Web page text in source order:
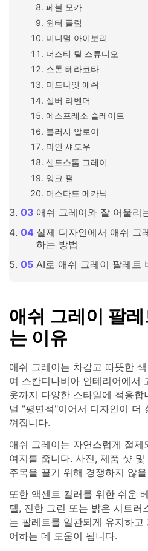
페블 모카
윈터 플럼
미니멀 아이보리
더스티 틸 스튜디오
스톤 테라코타
미드나잇 애쉬
실버 라벤더
에스프레소 슬레이트
블러시 알로이
파인 섀도우
샌드스톰 그레이
잉크 펄
머스타드 메카닉
애쉬 그레이와 잘 어울리
실제 디자인에서 애쉬 그
하는 방법
AI로 애쉬 그레이 팔레트
애쉬 그레이 팔
는 이유
애쉬 그레이는 차갑고 따뜻한
여 스칸디나비아 인테리어에서
웃까지 다양한 스타일에 적응
덜 "평면적"이어서 디자인이 더
껴집니다.
애쉬 그레이는 자연스럽게 절
여지를 줍니다. 사진, 제품 샷
주목을 끌기 위해 경쟁하지 않
또한 액센트 컬러를 위한 쉬운
텔, 진한 그린 또는 밝은 시트러
는 팔레트를 일관되게 유지하
어하는 데 도움이 됩니다.